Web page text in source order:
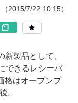
（2015/7/22 10:15）
製品として、
できるレシーバ
格はオープンプ
。